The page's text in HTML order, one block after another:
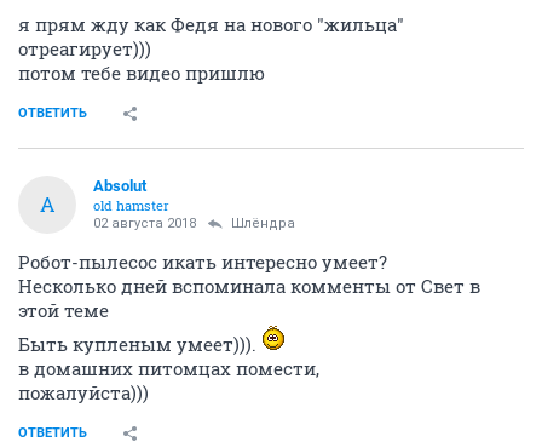
я прям жду как Федя на нового "жильца"
отреагирует)))
потом тебе видео пришлю
ОТВЕТИТЬ
A
Absolut
old hamster
02 августа 2018 Шлёндра
Робот-пылесос икать интересно умеет?
Несколько дней вспоминала комменты от Свет в
этой теме
Быть купленым умеет))).
в домашних питомцах помести,
пожалуйста)))
ОТВЕТИТЬ